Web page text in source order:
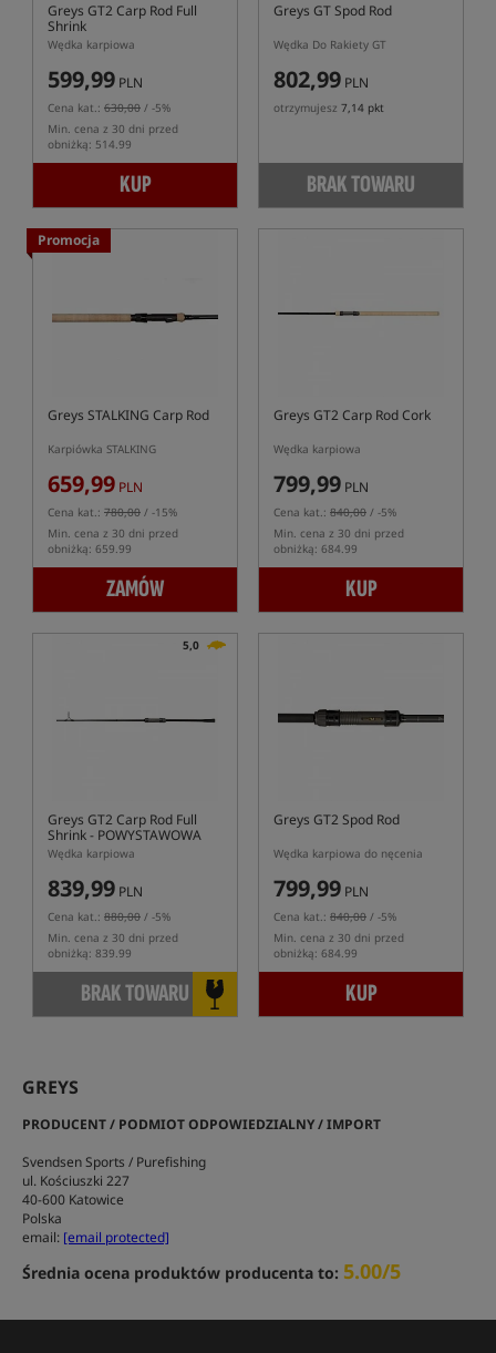
Greys GT2 Carp Rod Full
Shrink
Wędka karpiowa
599,99 PLN
Cena kat.: 630,00 / -5%
Min. cena z 30 dni przed
obniżką: 514.99
KUP
Greys GT Spod Rod
Wędka Do Rakiety GT
802,99 PLN
otrzymujesz 7,14 pkt
BRAK TOWARU
Promocja
Greys STALKING Carp Rod
Karpiówka STALKING
659,99 PLN
Cena kat.: 780,00 / -15%
Min. cena z 30 dni przed
obniżką: 659.99
ZAMÓW
Greys GT2 Carp Rod Cork
Wędka karpiowa
799,99 PLN
Cena kat.: 840,00 / -5%
Min. cena z 30 dni przed
obniżką: 684.99
KUP
5,0
Greys GT2 Carp Rod Full
Shrink- POWYSTAWOWA
Wędka karpiowa
839,99 PLN
Cena kat.: 880,00 / -5%
Min. cena z 30 dni przed
obniżką: 839.99
BRAK TOWARU
Greys GT2 Spod Rod
Wędka karpiowa do nęcenia
799,99 PLN
Cena kat.: 840,00 / -5%
Min. cena z 30 dni przed
obniżką: 684.99
KUP
GREYS
PRODUCENT / PODMIOT ODPOWIEDZIALNY / IMPORT
Svendsen Sports / Purefishing
ul. Kościuszki 227
40-600 Katowice
Polska
email: [email protected]
Średnia ocena produktów producenta to: 5.00/5